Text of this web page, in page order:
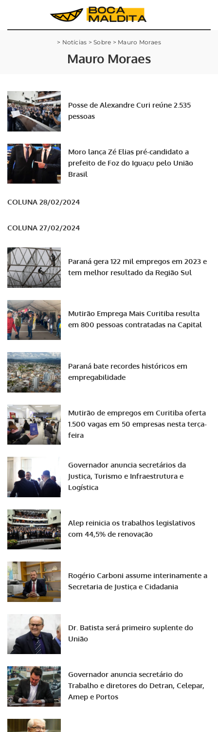
> Notícias >Sobre > Mauro Moraes
Mauro Moraes
Posse de Alexandre Curi reúne 2.535
pessoas
Moro lança Zé Elias pré-candidato a
prefeito de Foz do Iguaçu pelo União
Brasil
COLUNA 28/02/2024
COLUNA 27/02/2024
Paraná gera 122 mil empregos em 2023 e
tem melhor resultado da Região Sul
Mutirão Emprega Mais Curitiba resulta
em 800 pessoas contratadas na Capital
Paraná bate recordes históricos em
empregabilidade
Mutirão de empregos em Curitiba oferta
1.500 vagas em 50 empresas nesta terça-
feira
Governador anuncia secretários da
Justiça, Turismo e Infraestrutura e
Logística
Alep reinicia os trabalhos legislativos
com 44,5% de renovação
Rogério Carboni assume interinamente a
Secretaria de Justiça e Cidadania
Dr. Batista será primeiro suplente do
União
Governador anuncia secretário do
Trabalho e diretores do Detran, Celepar,
Amep e Portos